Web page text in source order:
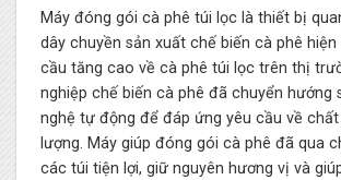
Máy đóng gói cà phê túi lọc là thiết bị
dây chuyền sản xuất chế biến cà phê hiện
cầu tăng cao về cà phê túi lọc trên thị
nghiệp chế biến cà phê đã chuyển hướng
nghệ tự động để đáp ứng yêu cầu về
lượng. Máy giúp đóng gói cà phê đã qua
các túi tiện lợi, giữ nguyên hương vị và